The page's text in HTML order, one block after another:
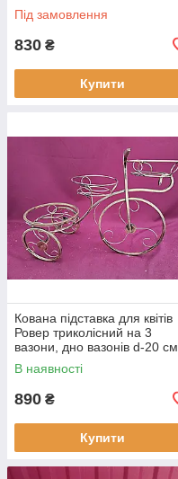
вазону d-20 см, Хатинка
Під замовлення
830 ₴
Купити
Кована підставка для квітів
Ровер триколісний на 3
вазони, дно вазонів d-20 см,
d-15 см, Хатинка
В наявності
890 ₴
Купити